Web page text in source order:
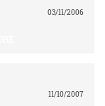
03/11/2006
11/10/2007